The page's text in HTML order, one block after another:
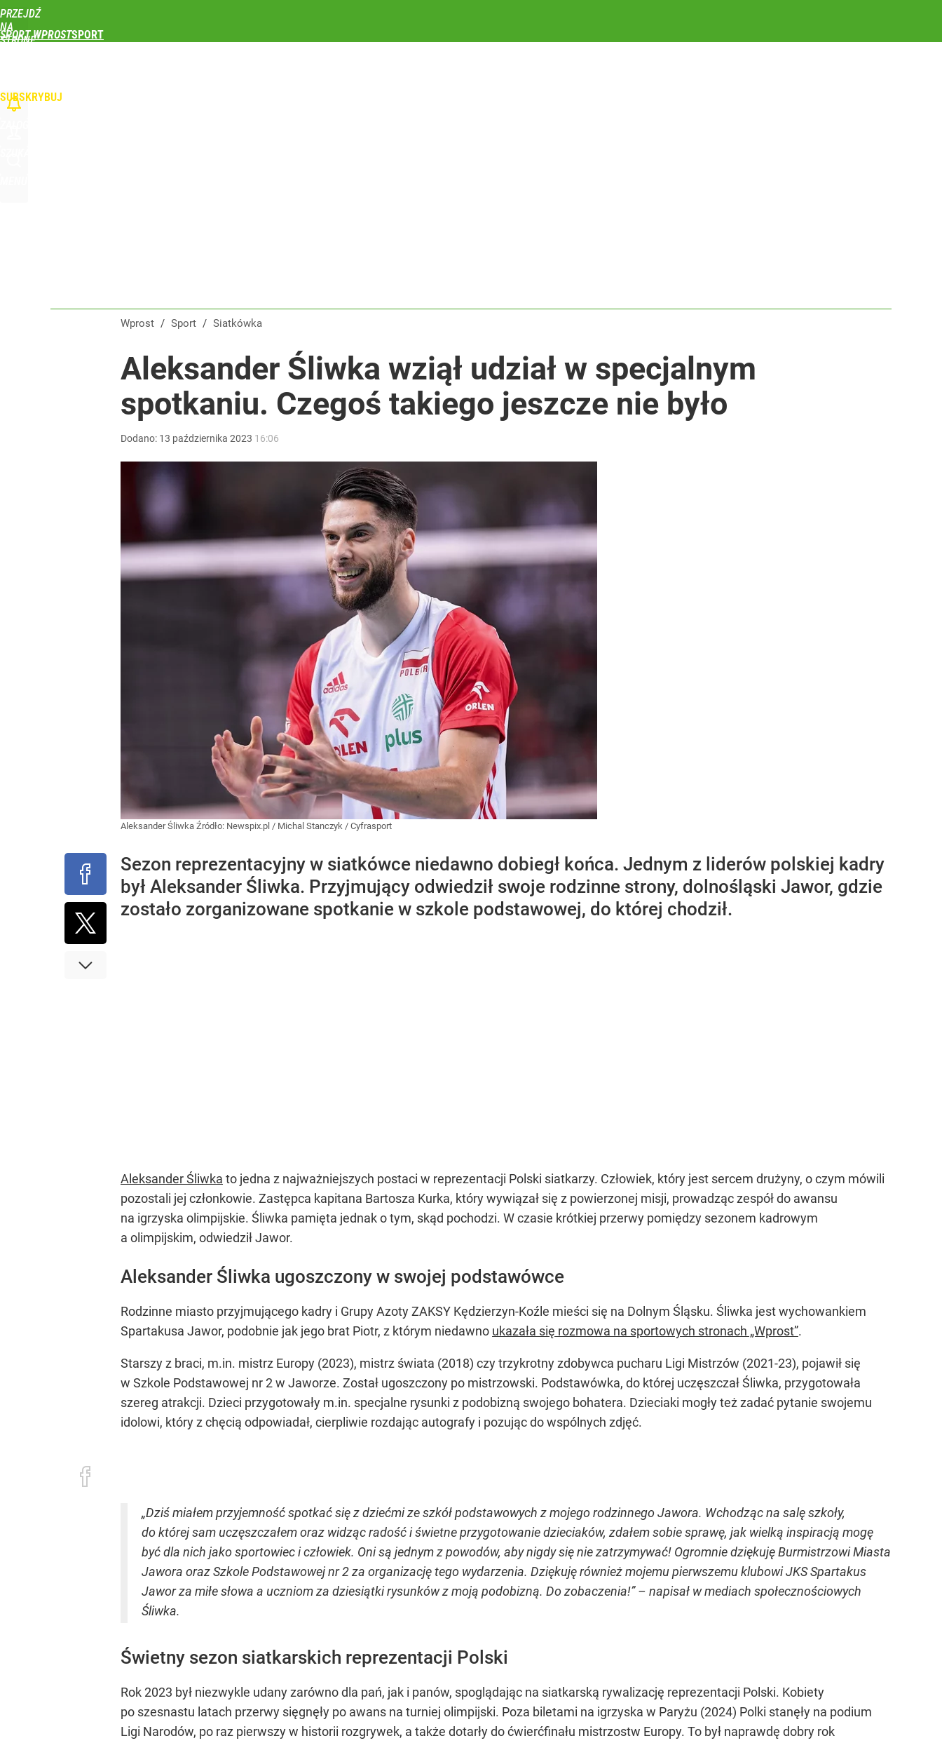
PRZEJDŹ
NA
STRONĘ
SPORT WPROST
SUBSKRYBUJ
Wprost / Sport / Siatkówka
Aleksander Śliwka wziął udział w specjalnym
spotkaniu. Czegoś takiego jeszcze nie było
Dodano: 13 października 2023 16:06
Aleksander Śliwka Źródło: Newspix.pl / Michal Stanczyk / Cyfrasport
Sezon reprezentacyjny w siatkówce niedawno dobiegł końca. Jednym z liderów polskiej kadry
był Aleksander Śliwka. Przyjmujący odwiedził swoje rodzinne strony, dolnośląski Jawor, gdzie
zostało zorganizowane spotkanie w szkole podstawowej, do której chodził.
Aleksander Śliwka to jedna z najważniejszych postaci w reprezentacji Polski siatkarzy. Człowiek, który jest sercem drużyny, o czym mówili
pozostali jej członkowie. Zastępca kapitana Bartosza Kurka, który wywiązał się z powierzonej misji, prowadząc zespół do awansu
na igrzyska olimpijskie. Śliwka pamięta jednak o tym, skąd pochodzi. W czasie krótkiej przerwy pomiędzy sezonem kadrowym
a olimpijskim, odwiedził Jawor.
Aleksander Śliwka ugoszczony w swojej podstawówce
Rodzinne miasto przyjmującego kadry i Grupy Azoty ZAKSY Kędzierzyn-Koźle mieści się na Dolnym Śląsku. Śliwka jest wychowankiem
Spartakusa Jawor, podobnie jak jego brat Piotr, z którym niedawno ukazała się rozmowa na sportowych stronach „Wprost”.
Starszy z braci, m.in. mistrz Europy (2023), mistrz świata (2018) czy trzykrotny zdobywca pucharu Ligi Mistrzów (2021-23), pojawił się
w Szkole Podstawowej nr 2 w Jaworze. Został ugoszczony po mistrzowski. Podstawówka, do której uczęszczał Śliwka, przygotowała
szereg atrakcji. Dzieci przygotowały m.in. specjalne rysunki z podobizną swojego bohatera. Dzieciaki mogły też zadać pytanie swojemu
idolowi, który z chęcią odpowiadał, cierpliwie rozdając autografy i pozując do wspólnych zdjęć.
„Dziś miałem przyjemność spotkać się z dziećmi ze szkół podstawowych z mojego rodzinnego Jawora. Wchodząc na salę szkoły,
do której sam uczęszczałem oraz widząc radość i świetne przygotowanie dzieciaków, zdałem sobie sprawę, jak wielką inspiracją mogę
być dla nich jako sportowiec i człowiek. Oni są jednym z powodów, aby nigdy się nie zatrzymywać! Ogromnie dziękuję Burmistrzowi Miasta
Jawora oraz Szkole Podstawowej nr 2 za organizację tego wydarzenia. Dziękuję również mojemu pierwszemu klubowi JKS Spartakus
Jawor za miłe słowa a uczniom za dziesiątki rysunków z moją podobizną. Do zobaczenia!” – napisał w mediach społecznościowych
Śliwka.
Świetny sezon siatkarskich reprezentacji Polski
Rok 2023 był niezwykle udany zarówno dla pań, jak i panów, spoglądając na siatkarską rywalizację reprezentacji Polski. Kobiety
po szesnastu latach przerwy sięgnęły po awans na turniej olimpijski. Poza biletami na igrzyska w Paryżu (2024) Polki stanęły na podium
Ligi Narodów, po raz pierwszy w historii rozgrywek, a także dotarły do ćwierćfinału mistrzostw Europy. To był naprawdę dobry rok